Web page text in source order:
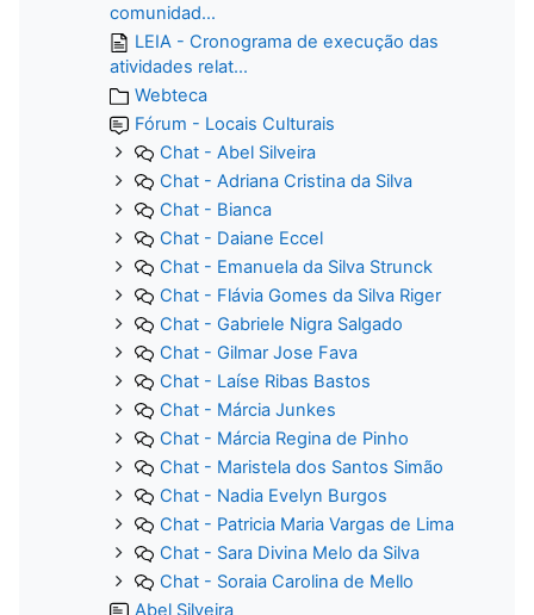
comunidad...
LEIA - Cronograma de execução das
atividades relat...
Webteca
Fórum - Locais Culturais
Chat - Abel Silveira
Chat - Adriana Cristina da Silva
Chat - Bianca
Chat - Daiane Eccel
Chat - Emanuela da Silva Strunck
Chat - Flávia Gomes da Silva Riger
Chat - Gabriele Nigra Salgado
Chat - Gilmar Jose Fava
Chat - Laíse Ribas Bastos
Chat - Márcia Junkes
Chat - Márcia Regina de Pinho
Chat - Maristela dos Santos Simão
Chat - Nadia Evelyn Burgos
Chat - Patricia Maria Vargas de Lima
Chat - Sara Divina Melo da Silva
Chat - Soraia Carolina de Mello
Abel Silveira